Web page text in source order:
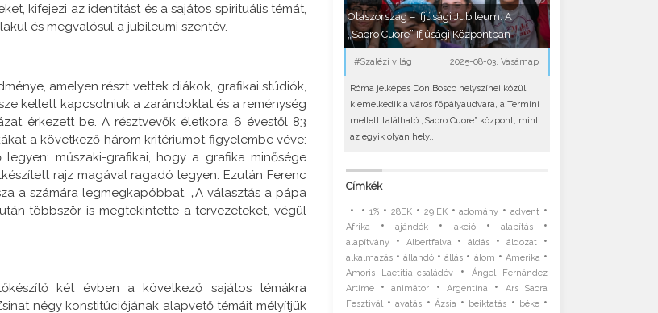
kifejezi az identitást és a sajátos spirituális témát,
és megvalósul a jubileumi szentév.
amelyen részt vettek diákok, grafikai stúdiók,
kellett kapcsolniuk a zarándoklat és a reménység
érkezett be. A résztvevők életkora 6 évestől 83
a következő három kritériumot figyelembe véve:
műszaki-grafikai, hogy a grafika minősége
rajz magával ragadó legyen. Ezután Ferenc
a számára legmegkapóbbat. „A választás a pápa
többször is megtekintette a tervezeteket, végül
két évben a következő sajátos témákra
négy konstitúciójának alapvető témáit mélyítjük
Olaszország – Ifjúsági Jubileum: A
„Sacro Cuore” Ifjúsági Központban
#Szalézi világ 2025-08-03, Vasárnap
Róma jelképes Don Bosco helyszínei közül
kiemelkedik a város főpályaudvara, a Termini
mellett található „Sacro Cuore” központ, mint
az egyik olyan hely,..
Címkék
• •1% • 28EK • 29.EK•adomány •advent •
Afrika •ajándék • akció• alapítás•
alapítvány• Albertfalva •áldás •áldozat •
alkalmazás•állandó •állás • álom • Amerika •
Amoris Laetitia-családév•
Ángel Fernández
Artime•animátor •Argentína •
Ars Sacra
Fesztivál•avatás • Ázsia • beiktatás • béke•